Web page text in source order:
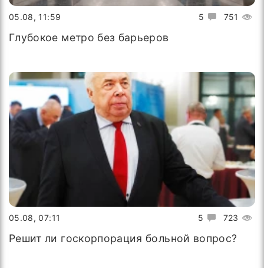
5 751
05.08, 11:59
Глубокое метро без барьеров
5 723
05.08, 07:11
Решит ли госкорпорация больной вопрос?